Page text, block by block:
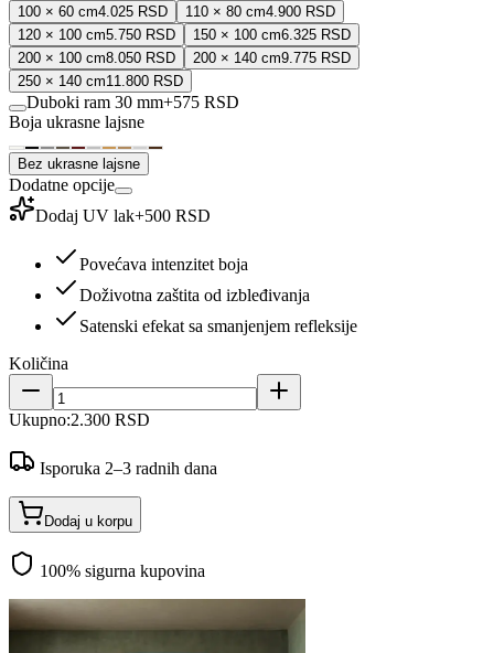
100 × 60 cm4.025 RSD 110 × 80 cm4.900 RSD
120 × 100 cm5.750 RSD 150 × 100 cm6.325 RSD
200 × 100 cm8.050 RSD 200 × 140 cm9.775 RSD
250 × 140 cm11.800 RSD
Duboki ram 30 mm+575 RSD
Boja ukrasne lajsne
Bez ukrasne lajsne
Dodatne opcije
Dodaj UV lak+500 RSD
Povećava intenzitet boja
Doživotna zaštita od izbleđivanja
Satenski efekat sa smanjenjem refleksije
Količina
Ukupno:2.300 RSD
Isporuka 2–3 radnih dana
Dodaj u korpu
100% sigurna kupovina